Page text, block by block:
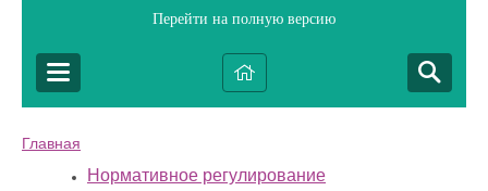
Перейти на полную версию
Главная
Нормативное регулирование